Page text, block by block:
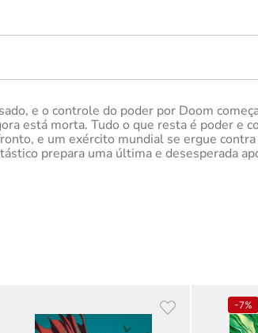
e o controle do poder por Doom
está morta. Tudo o que resta é poder e
e um exército mundial se ergue
prepara uma última e desesperada
-7%